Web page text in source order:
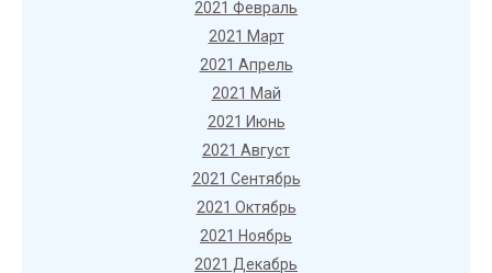
2021 Февраль
2021 Март
2021 Апрель
2021 Май
2021 Июнь
2021 Август
2021 Сентябрь
2021 Октябрь
2021 Ноябрь
2021 Декабрь